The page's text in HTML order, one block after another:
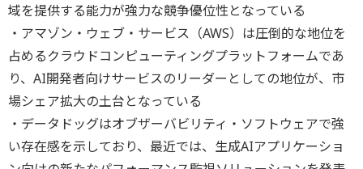
域を提供する能力が強力な競争優位性となっている
・アマゾン・ウェブ・サービス（AWS）は圧倒的な地位を
占めるクラウドコンピューティングプラットフォームであ
り、AI開発者向けサービスのリーダーとしての地位が、市
場シェア拡大の土台となっている
・データドッグはオブザーバビリティ・ソフトウェアで強
い存在感を示しており、最近では、生成AIアプリケーショ